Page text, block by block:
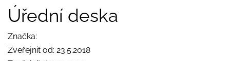
Úřední deska
Značka:
Zveřejnit od: 23.5.2018